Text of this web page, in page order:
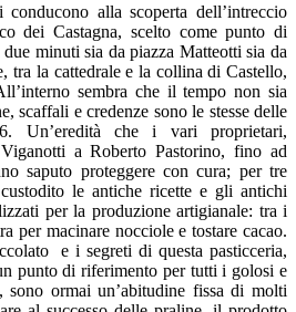
alla scoperta dell’intreccio
dei Castagna, scelto come punto di
minuti sia da piazza Matteotti sia da
tra la cattedrale e la collina di Castello,
sembra che il tempo non sia
scaffali e credenze sono le stesse delle
Un’eredità che i vari proprietari,
a Roberto Pastorino, fino ad
saputo proteggere con cura; per tre
le antiche ricette e gli antichi
per la produzione artigianale: tra i
per macinare nocciole e tostare cacao.
e i segreti di questa pasticceria,
punto di riferimento per tutti i golosi e
ormai un’abitudine fissa di molti